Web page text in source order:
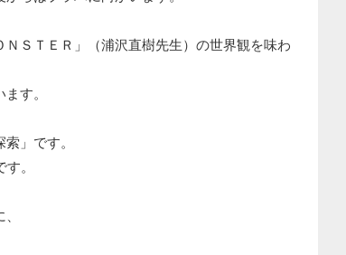
ＳＴＥＲ」（浦沢直樹先生）の世界観を味わ
す。
」です。
。